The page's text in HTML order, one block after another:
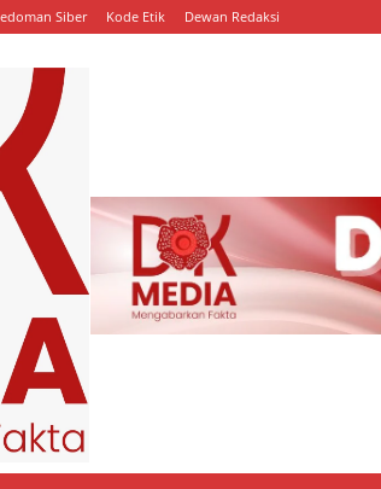
Siber Kode Etik Dewan Redaksi